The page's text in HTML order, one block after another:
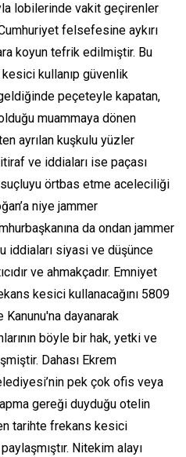
lobilerinde vakit geçirenler
felsefesine aykırı
koyun tefrik edilmiştir. Bu
kesici kullanıp güvenlik
peçeteyle kapatan,
muammaya dönen
ayrılan kuşkulu yüzler
ve iddiaları ise paçası
suçluyu örtbas etme aceleciliği
niye jammer
da ondan jammer
iddiaları siyasi ve düşünce
ve ahmakçadır. Emniyet
kesici kullanacağını 5809
Kanunu'na dayanarak
böyle bir hak, yetki ve
Dahası Ekrem
pek çok ofis veya
gereği duyduğu otelin
tarihte frekans kesici
Nitekim alayı